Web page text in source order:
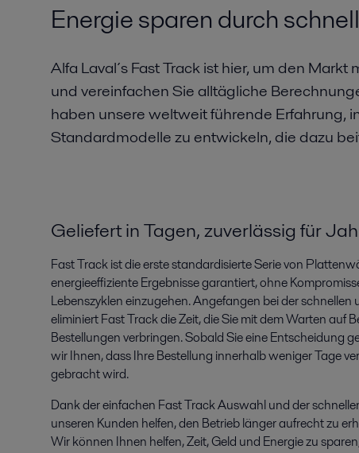
Energie sparen durch
Alfa Laval´s Fast Track ist hier, um den
und vereinfachen Sie alltägliche
haben unsere weltweit führende Erfahrung,
Standardmodelle zu entwickeln, die dazu
Geliefert in Tagen, zuverlässig für
Fast Track ist die erste standardisierte Serie von
energieeffiziente Ergebnisse garantiert, ohne
Lebenszyklen einzugehen. Angefangen bei der
eliminiert Fast Track die Zeit, die Sie mit dem Warten auf
Bestellungen verbringen. Sobald Sie eine Entscheidung
wir Ihnen, dass Ihre Bestellung innerhalb weniger Tage
gebracht wird.
Dank der einfachen Fast Track Auswahl und der
unseren Kunden helfen, den Betrieb länger aufrecht zu
Wir können Ihnen helfen, Zeit, Geld und Energie zu